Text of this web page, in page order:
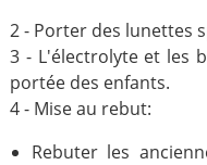
2 - Porter des lunettes
3 - L'électrolyte et les
portée des enfants.
4 - Mise au rebut:
Rebuter les